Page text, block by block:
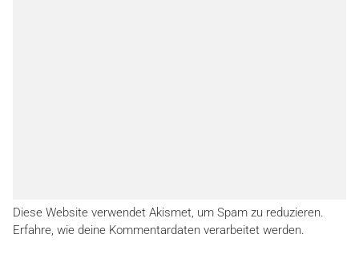
Diese Website verwendet Akismet, um Spam zu reduzieren.
Erfahre, wie deine Kommentardaten verarbeitet werden.